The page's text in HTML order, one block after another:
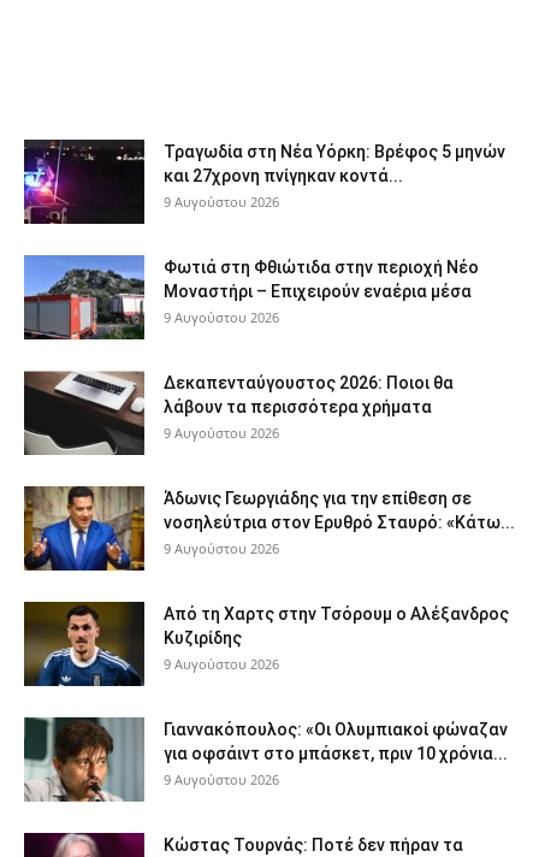
Τραγωδία στη Νέα Υόρκη: Βρέφος 5 μηνών
και 27χρονη πνίγηκαν κοντά...
9 Αυγούστου 2026
Φωτιά στη Φθιώτιδα στην περιοχή Νέο
Μοναστήρι – Επιχειρούν εναέρια μέσα
9 Αυγούστου 2026
Δεκαπενταύγουστος 2026: Ποιοι θα
λάβουν τα περισσότερα χρήματα
9 Αυγούστου 2026
Άδωνις Γεωργιάδης για την επίθεση σε
νοσηλεύτρια στον Ερυθρό Σταυρό: «Κάτω...
9 Αυγούστου 2026
Από τη Χαρτς στην Τσόρουμ ο Αλέξανδρος
Κυζιρίδης
9 Αυγούστου 2026
Γιαννακόπουλος: «Οι Ολυμπιακοί φώναζαν
για οφσάιντ στο μπάσκετ, πριν 10 χρόνια...
9 Αυγούστου 2026
Κώστας Τουρνάς: Ποτέ δεν πήραν τα